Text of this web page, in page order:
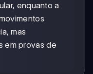
enquanto a
mas
em provas de